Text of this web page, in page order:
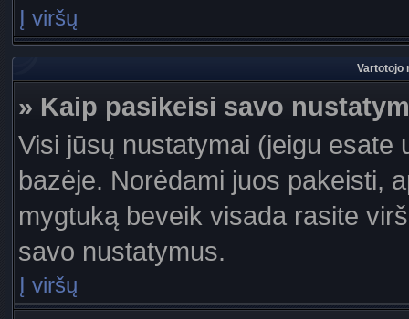
Į viršų
Vartotojo
» Kaip pasikeisi savo
Visi jūsų nustatymai (jeigu
bazėje. Norėdami juos pakeisti,
mygtuką beveik visada rasite
savo nustatymus.
Į viršų